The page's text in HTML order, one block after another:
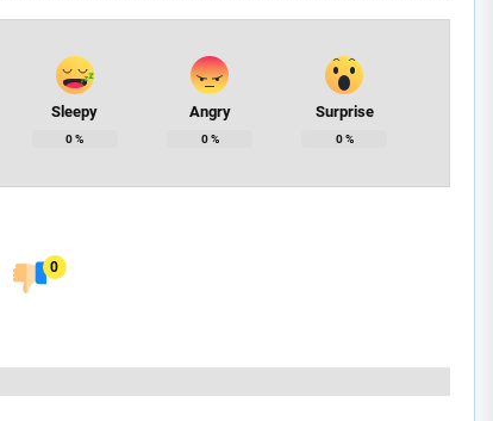
Sleepy
0%
Angry
0%
Surprise
0%
0